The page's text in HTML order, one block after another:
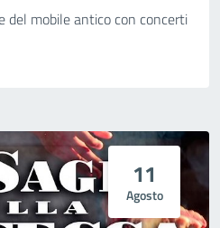
del mobile antico con concerti
11
Agosto